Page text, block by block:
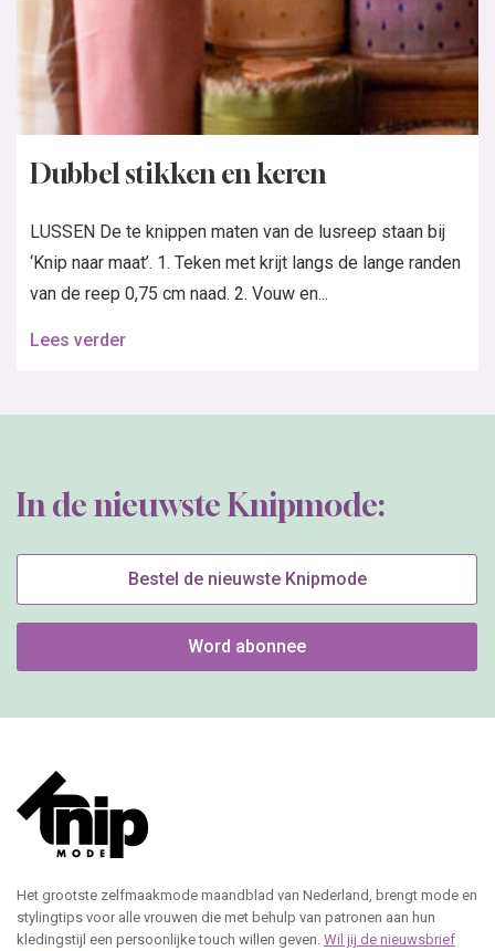
Dubbel stikken en keren
LUSSEN De te knippen maten van de lusreep staan bij
‘Knip naar maat’. 1. Teken met krijt langs de lange randen
van de reep 0,75 cm naad. 2. Vouw en...
Lees verder
In de nieuwste Knipmode:
Bestel de nieuwste Knipmode
Word abonnee
Het grootste zelfmaakmode maandblad van Nederland, brengt mode en
stylingtips voor alle vrouwen die met behulp van patronen aan hun
kledingstijl een persoonlijke touch willen geven. Wil jij de nieuwsbrief